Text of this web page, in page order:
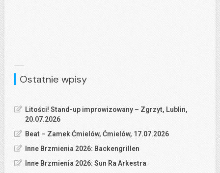
Ostatnie wpisy
Litości! Stand-up improwizowany – Zgrzyt, Lublin,
20.07.2026
Beat – Zamek Ćmielów, Ćmielów, 17.07.2026
Inne Brzmienia 2026: Backengrillen
Inne Brzmienia 2026: Sun Ra Arkestra